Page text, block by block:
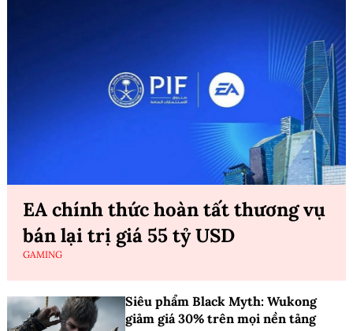
EA chính thức hoàn tất thương vụ
bán lại trị giá 55 tỷ USD
GAMING
Siêu phẩm Black Myth: Wukong
giảm giá 30% trên mọi nền tảng